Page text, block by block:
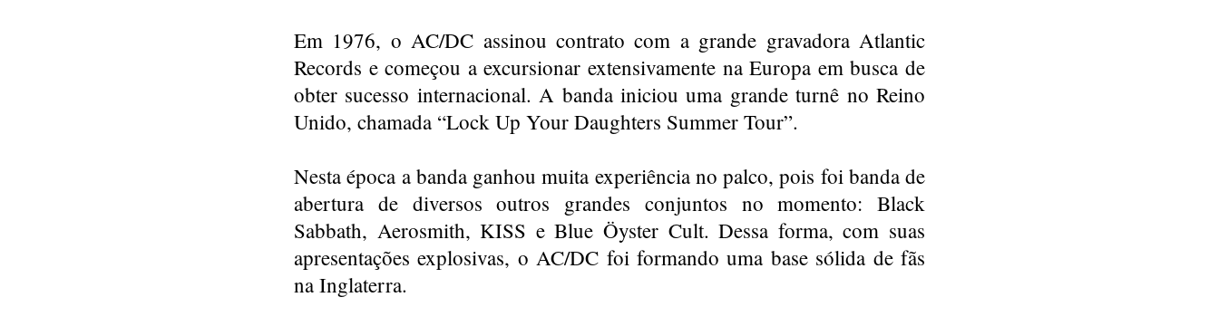
Em 1976, o AC/DC assinou contrato com a grande gravadora Atlantic
Records e começou a excursionar extensivamente na Europa em busca de
obter sucesso internacional. A banda iniciou uma grande turnê no Reino
Unido, chamada “Lock Up Your Daughters Summer Tour”.
Nesta época a banda ganhou muita experiência no palco, pois foi banda de
abertura de diversos outros grandes conjuntos no momento: Black
Sabbath, Aerosmith, KISS e Blue Öyster Cult. Dessa forma, com suas
apresentações explosivas, o AC/DC foi formando uma base sólida de fãs
na Inglaterra.